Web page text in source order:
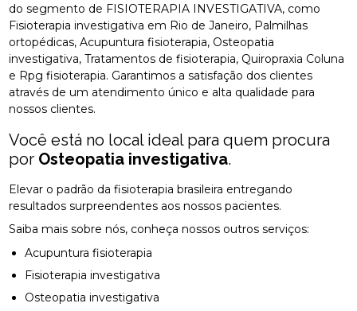
do segmento de FISIOTERAPIA INVESTIGATIVA, como
Fisioterapia investigativa em Rio de Janeiro, Palmilhas
ortopédicas, Acupuntura fisioterapia, Osteopatia
investigativa, Tratamentos de fisioterapia, Quiropraxia Coluna
e Rpg fisioterapia. Garantimos a satisfação dos clientes
através de um atendimento único e alta qualidade para
nossos clientes.
Você está no local ideal para quem procura
por Osteopatia investigativa.
Elevar o padrão da fisioterapia brasileira entregando
resultados surpreendentes aos nossos pacientes.
Saiba mais sobre nós, conheça nossos outros serviços:
Acupuntura fisioterapia
Fisioterapia investigativa
Osteopatia investigativa